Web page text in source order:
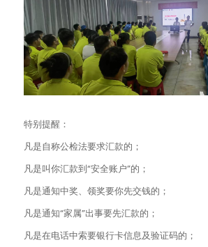
特别提醒：
凡是自称公检法要求汇款的；
凡是叫你汇款到“安全账户”的；
凡是通知中奖、领奖要你先交钱的；
凡是通知“家属”出事要先汇款的；
凡是在电话中索要银行卡信息及验证码的；